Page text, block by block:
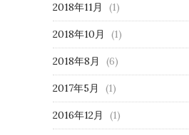
2018年11月 (1)
2018年10月 (1)
2018年8月 (6)
2017年5月 (1)
2016年12月 (1)